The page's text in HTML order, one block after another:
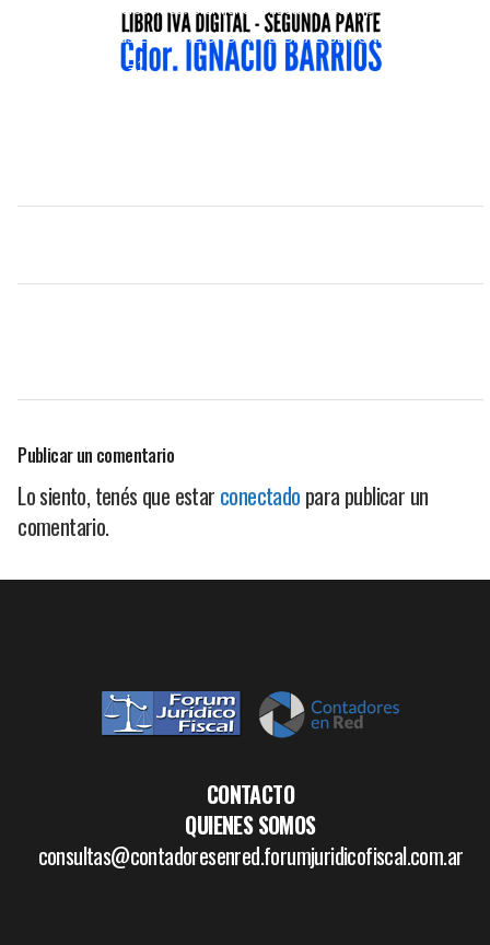
https://contadoresenred.forumjuridicofiscal.com.ar/wp-
content/uploads/2020/07/LIBRO-IVA-DIGITAL-SEGUNDA-
PARTE.mp4?_=1
Publicar un comentario
Lo siento, tenés que estar conectado para publicar un
comentario.
CONTACTO
QUIENES SOMOS
consultas@contadoresenred.forumjuridicofiscal.com.ar